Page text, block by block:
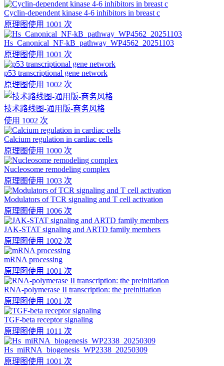
Cyclin-dependent kinase 4-6 inhibitors in breast c
原理图使用 1001 次
Hs_Canonical_NF-kB_pathway_WP4562_20251103
原理图使用 1001 次
p53 transcriptional gene network
原理图使用 1002 次
技术路线图-通用版-商务风格
使用 1002 次
Calcium regulation in cardiac cells
原理图使用 1000 次
Nucleosome remodeling complex
原理图使用 1003 次
Modulators of TCR signaling and T cell activation
原理图使用 1006 次
JAK-STAT signaling and ARTD family members
原理图使用 1002 次
mRNA processing
原理图使用 1001 次
RNA-polymerase II transcription: the preinitiation
原理图使用 1001 次
TGF-beta receptor signaling
原理图使用 1011 次
Hs_miRNA_biogenesis_WP2338_20250309
原理图使用 1001 次